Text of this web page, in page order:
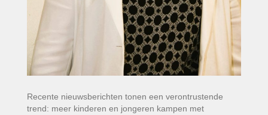
Recente nieuwsberichten tonen een verontrustende
trend: meer kinderen en jongeren kampen met